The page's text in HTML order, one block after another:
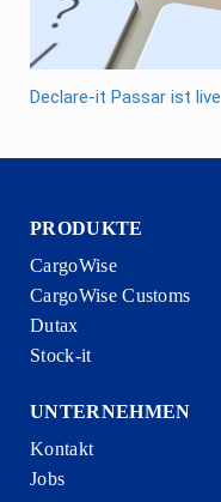
Declare-it Passar ist live
PRODUKTE
CargoWise
CargoWise Customs
Dutax
Stock-it
UNTERNEHMEN
Kontakt
Jobs